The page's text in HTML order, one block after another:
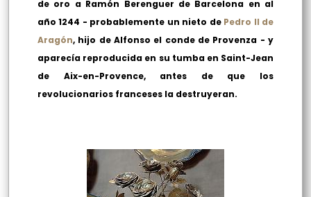
de oro a Ramón Berenguer de Barcelona en al
año 1244 - probablemente un nieto de Pedro II de
Aragón, hijo de Alfonso el conde de Provenza - y
aparecía reproducida en su tumba en Saint-Jean
de Aix-en-Provence, antes de que los
revolucionarios franceses la destruyeran.